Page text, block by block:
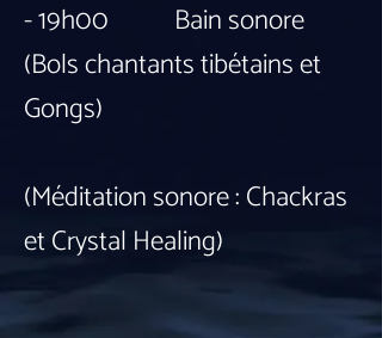
- 19h00 Bain sonore
(Bols chantants tibétains et
Gongs)
(Méditation sonore : Chackras
et Crystal Healing)